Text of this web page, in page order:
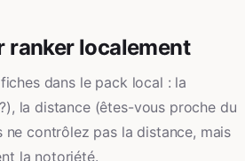
ranker localement
dans le pack local : la
la distance (êtes-vous proche du
ne contrôlez pas la distance, mais
la notoriété.